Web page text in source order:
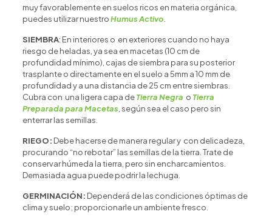
muy favorablemente en suelos ricos en materia orgánica,
puedes utilizar nuestroHumus Activo
SIEMBRA: En interiores o en exteriores cuando no haya
riesgo de heladas, ya sea en macetas (10 cm de
profundidad mínimo), cajas de siembra para su posterior
trasplante o directamente en el suelo a 5mm a 10 mm de
profundidad y a una distancia de 25 cm entre siembras.
Cubra con una ligera capa deTierra Negra o Tierra
Preparada para Macetas , según sea el caso pero sin
enterrar las semillas.
RIEGO: Debe hacerse de manera regular y con delicadeza,
procurando “no rebotar” las semillas de la tierra. Trate de
conservar húmeda la tierra, pero sin encharcamientos.
Demasiada agua puede podrir la lechuga.
GERMINACIÓN: Dependerá de las condiciones óptimas de
clima y suelo; proporcionarle un ambiente fresco.